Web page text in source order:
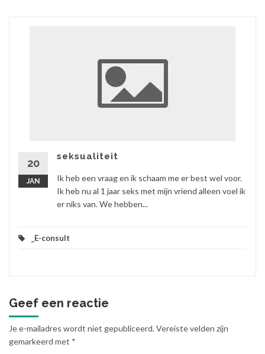
20
JAN
seksualiteit
Ik heb een vraag en ik schaam me er best wel voor.
Ik heb nu al 1 jaar seks met mijn vriend alleen voel ik
er niks van. We hebben...
_E-consult
Geef een reactie
Je e-mailadres wordt niet gepubliceerd.Vereiste velden zijn
gemarkeerd met *